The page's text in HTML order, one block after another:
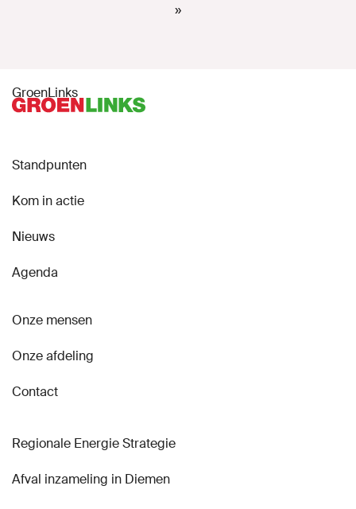
Laatste
»
GroenLinks
Standpunten
Kom in actie
Nieuws
Agenda
Onze mensen
Onze afdeling
Contact
Regionale Energie Strategie
Afval inzameling in Diemen